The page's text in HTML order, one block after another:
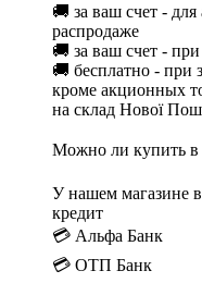
🚚 за ваш счет -
распродаже
🚚 за ваш счет -
🚚 бесплатно - при
кроме акционных
на склад Нової
Можно ли купить в
У нашем магазине
кредит
💳 Альфа Банк
💳 ОТП